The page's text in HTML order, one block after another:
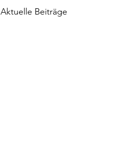
Aktuelle Beiträge